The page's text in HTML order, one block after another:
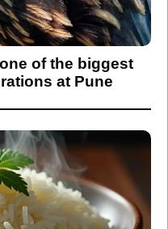
of the biggest
at Pune